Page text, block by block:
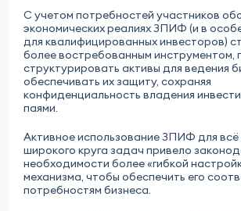
С учетом потребностей участников
экономических реалиях ЗПИФ (и в
для квалифицированных инвесторов)
более востребованным инструментом,
структурировать активы для ведения
обеспечивать их защиту, сохраняя
конфиденциальность владения
паями.
Активное использование ЗПИФ для
широкого круга задач привело
необходимости более «гибкой
механизма, чтобы обеспечить его
потребностям бизнеса.